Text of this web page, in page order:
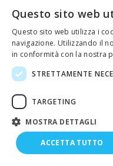
Questo sito web
Questo sito web utilizza i
navigazione. Utilizzando il
in conformità con la nostra
STRETTAMENTE
TARGETING
MOSTRA DETTAGLI
ACCETTA TUTTO